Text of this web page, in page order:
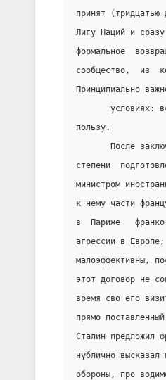
принят
Лигу Наций и
формальное
сообщество,  из
Принципиально
условиях:
пользу.
После
степени
министром
к нему части
в  Париже
агрессии в
малоэффективны,
этот договор не
время сво его
прямо
Сталин предложил
нублично
обороны, про